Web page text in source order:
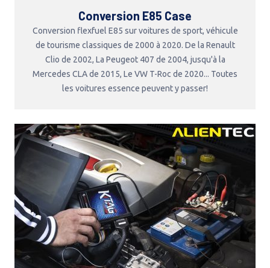
Conversion E85 Case
Conversion flexfuel E85 sur voitures de sport, véhicule
de tourisme classiques de 2000 à 2020. De la Renault
Clio de 2002, La Peugeot 407 de 2004, jusqu'à la
Mercedes CLA de 2015, Le VW T-Roc de 2020... Toutes
les voitures essence peuvent y passer!